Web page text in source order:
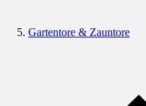
Gartentore & Zauntore